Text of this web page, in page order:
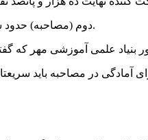
دوم (مصاحبه) حدود سه الی پنچ هزار نفر از هفتاد و شش هزار نفر به دریافت پروانه کارآموزی وکالت قوه قضاییه خواهند رسید.
آمادگی در مصاحبه باید